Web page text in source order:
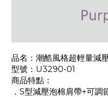
品名：潮酷風格超輕量減
型號：U3290-01
商品特點：
．S型減壓泡棉肩帶+可調